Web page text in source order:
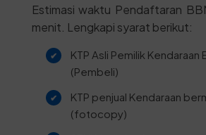
Estimasi waktu Pendaftaran
menit. Lengkapi syarat berikut:
KTP Asli Pemilik
(Pembeli)
KTP penjual Kendaraan
(fotocopy)